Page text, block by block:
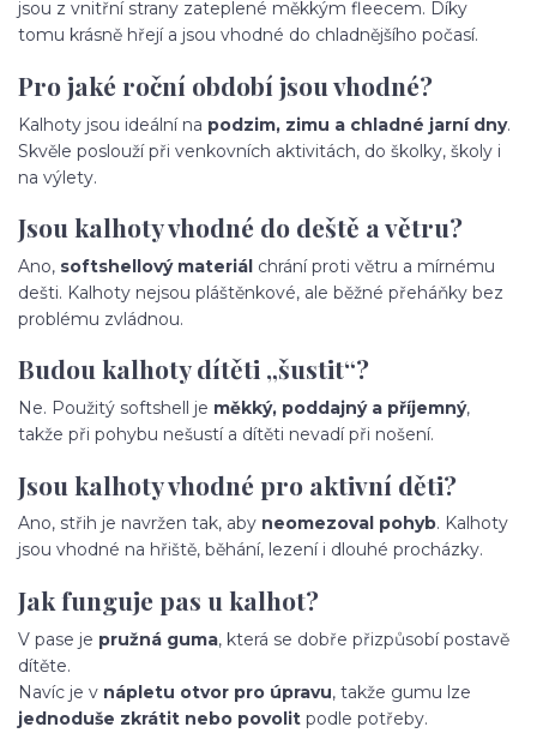
jsou z vnitřní strany zateplené měkkým fleecem. Díky
tomu krásně hřejí a jsou vhodné do chladnějšího počasí.
Pro jaké roční období jsou vhodné?
Kalhoty jsou ideální na podzim, zimu a chladné jarní dny.
Skvěle poslouží při venkovních aktivitách, do školky, školy i
na výlety.
Jsou kalhoty vhodné do deště a větru?
Ano, softshellový materiál chrání proti větru a mírnému
dešti. Kalhoty nejsou pláštěnkové, ale běžné přeháňky bez
problému zvládnou.
Budou kalhoty dítěti „šustit“?
Ne. Použitý softshell je měkký, poddajný a příjemný,
takže při pohybu nešustí a dítěti nevadí při nošení.
Jsou kalhoty vhodné pro aktivní děti?
Ano, střih je navržen tak, aby neomezoval pohyb. Kalhoty
jsou vhodné na hřiště, běhání, lezení i dlouhé procházky.
Jak funguje pas u kalhot?
V pase je pružná guma, která se dobře přizpůsobí postavě
dítěte.
Navíc je v nápletu otvor pro úpravu, takže gumu lze
jednoduše zkrátit nebo povolit podle potřeby.